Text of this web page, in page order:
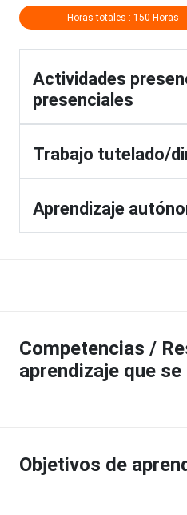
Horas totales : 150 Horas
Actividades
presenciales
Trabajo tutelado/
Aprendizaje
Competencias /
aprendizaje que
Objetivos de